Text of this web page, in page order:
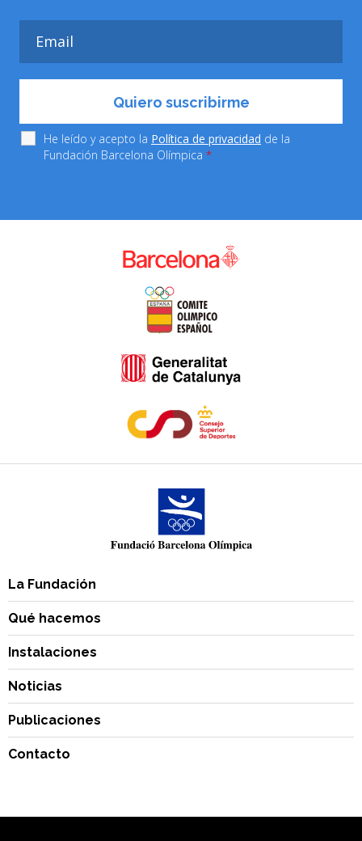
He leído y acepto la Política de privacidad de la
Fundación Barcelona Olímpica *
La Fundación
Qué hacemos
Instalaciones
Noticias
Publicaciones
Contacto